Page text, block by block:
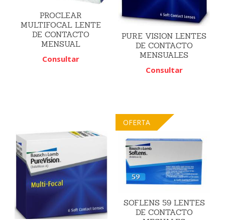
PROCLEAR
MULTIFOCAL LENTE
DE CONTACTO
MENSUAL
Consultar
PURE VISION LENTES
DE CONTACTO
MENSUALES
Consultar
OFERTA
SOFLENS 59 LENTES
DE CONTACTO